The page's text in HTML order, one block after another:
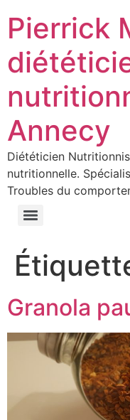
Pierrick
Annecy
Diététicien
nutritionnelle.
Troubles du
Granola